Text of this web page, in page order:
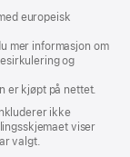
europeisk
mer informasjon om
og
er kjøpt på nettet.
ikke
viser
valgt.